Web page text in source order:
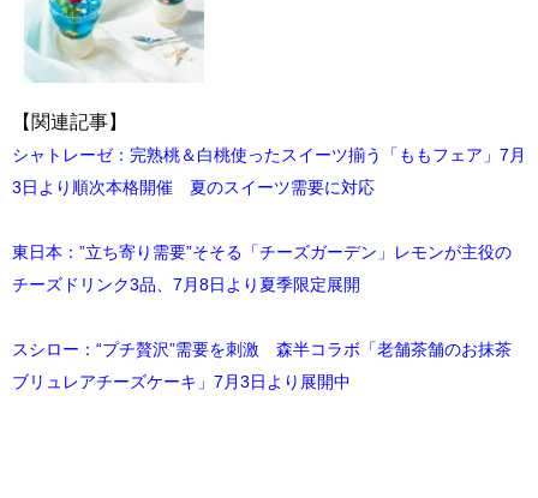
【関連記事】
シャトレーゼ：完熟桃＆白桃使ったスイーツ揃う「ももフェア」7月
3日より順次本格開催 夏のスイーツ需要に対応
東日本：”立ち寄り需要”そそる「チーズガーデン」レモンが主役の
チーズドリンク3品、7月8日より夏季限定展開
スシロー：“プチ贅沢”需要を刺激 森半コラボ「老舗茶舗のお抹茶
ブリュレアチーズケーキ」7月3日より展開中